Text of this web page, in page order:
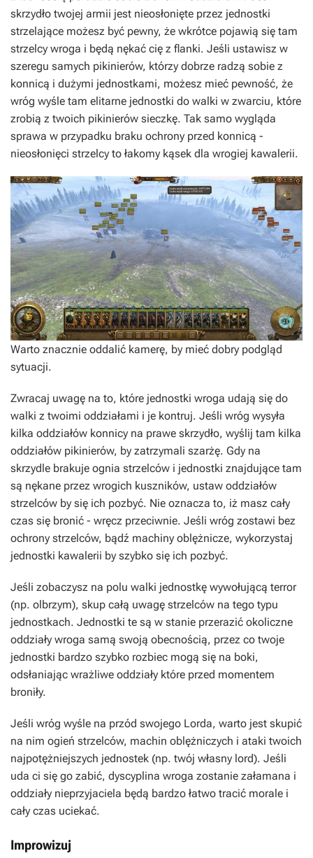
skrzydło twojej armii jest nieosłonięte przez jednostki
strzelające możesz być pewny, że wkrótce pojawią się tam
strzelcy wroga i będą nękać cię z flanki. Jeśli ustawisz w
szeregu samych pikinierów, którzy dobrze radzą sobie z
konnicą i dużymi jednostkami, możesz mieć pewność, że
wróg wyśle tam elitarne jednostki do walki w zwarciu, które
zrobią z twoich pikinierów sieczkę. Tak samo wygląda
sprawa w przypadku braku ochrony przed konnicą -
nieosłonięci strzelcy to łakomy kąsek dla wrogiej kawalerii.
Warto znacznie oddalić kamerę, by mieć dobry podgląd
sytuacji.
Zwracaj uwagę na to, które jednostki wroga udają się do
walki z twoimi oddziałami i je kontruj. Jeśli wróg wysyła
kilka oddziałów konnicy na prawe skrzydło, wyślij tam kilka
oddziałów pikinierów, by zatrzymali szarżę. Gdy na
skrzydle brakuje ognia strzelców i jednostki znajdujące tam
są nękane przez wrogich kuszników, ustaw oddziałów
strzelców by się ich pozbyć. Nie oznacza to, iż masz cały
czas się bronić - wręcz przeciwnie. Jeśli wróg zostawi bez
ochrony strzelców, bądź machiny oblężnicze, wykorzystaj
jednostki kawalerii by szybko się ich pozbyć.
Jeśli zobaczysz na polu walki jednostkę wywołującą terror
(np. olbrzym), skup całą uwagę strzelców na tego typu
jednostkach. Jednostki te są w stanie przerazić okoliczne
oddziały wroga samą swoją obecnością, przez co twoje
jednostki bardzo szybko rozbiec mogą się na boki,
odsłaniając wrażliwe oddziały które przed momentem
broniły.
Jeśli wróg wyśle na przód swojego Lorda, warto jest skupić
na nim ogień strzelców, machin oblężniczych i ataki twoich
najpotężniejszych jednostek (np. twój własny lord). Jeśli
uda ci się go zabić, dyscyplina wroga zostanie załamana i
oddziały nieprzyjaciela będą bardzo łatwo tracić morale i
cały czas uciekać.
Improwizuj